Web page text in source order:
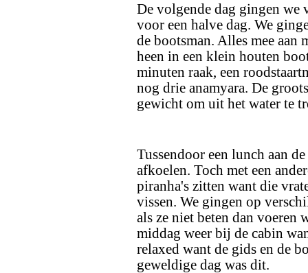
De volgende dag gingen we
voor een halve dag. We
de bootsman. Alles mee aan
heen in een klein houten
minuten raak, een
nog drie anamyara. De
gewicht om uit het water te
Tussendoor een lunch aan
afkoelen. Toch met een
piranha's zitten want die
vissen. We gingen op
als ze niet beten dan voeren
middag weer bij de cabin
relaxed want de gids en de
geweldige dag was dit.